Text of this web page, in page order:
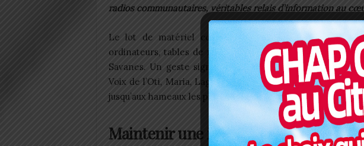
radios communautaires, véritables relais d’information au
Le lot de matériel comprend des émetteurs,
ordinateurs, tables de mixage, micros, et casques
Savanes. Un geste significatif pour les Radios Cinkassé,
Voix de l’Oti, Maria, Lagm Taba, et Grace Div, qui
jusqu’aux hameaux les plus reculés.
Maintenir une information de qualité